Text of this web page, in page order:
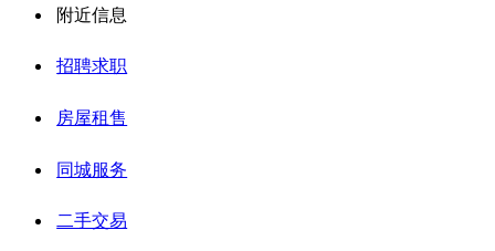
附近信息
招聘求职
房屋租售
同城服务
二手交易